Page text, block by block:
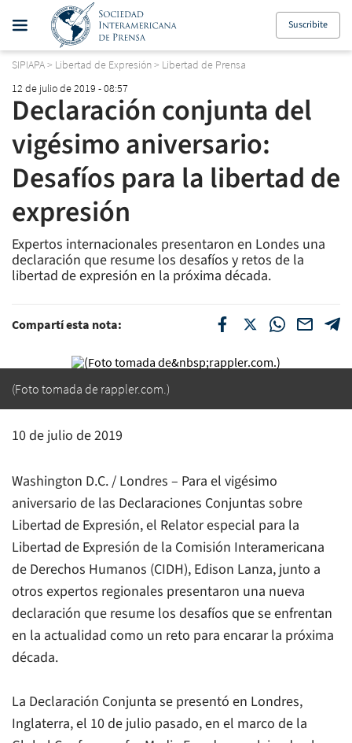
Suscribite
SIPIAPA> Libertad de Expresión> Libertad de Prensa
12 de julio de 2019 - 08:57
Declaración conjunta del
vigésimo aniversario:
Desafíos para la libertad de
expresión
Expertos internacionales presentaron en Londes una
declaración que resume los desafíos y retos de la
libertad de expresión en la próxima década.
Compartí esta nota:
(Foto tomada de rappler.com.)
10 de julio de 2019
Washington D.C. / Londres – Para el vigésimo
aniversario de las Declaraciones Conjuntas sobre
Libertad de Expresión, el Relator especial para la
Libertad de Expresión de la Comisión Interamericana
de Derechos Humanos (CIDH), Edison Lanza, junto a
otros expertos regionales presentaron una nueva
declaración que resume los desafíos que se enfrentan
en la actualidad como un reto para encarar la próxima
década.
La Declaración Conjunta se presentó en Londres,
Inglaterra, el 10 de julio pasado, en el marco de la